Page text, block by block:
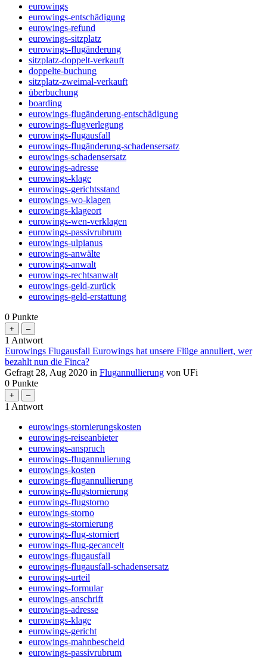
eurowings
eurowings-entschädigung
eurowings-refund
eurowings-sitzplatz
eurowings-flugänderung
sitzplatz-doppelt-verkauft
doppelte-buchung
sitzplatz-zweimal-verkauft
überbuchung
boarding
eurowings-flugänderung-entschädigung
eurowings-flugverlegung
eurowings-flugausfall
eurowings-flugänderung-schadensersatz
eurowings-schadensersatz
eurowings-adresse
eurowings-klage
eurowings-gerichtsstand
eurowings-wo-klagen
eurowings-klageort
eurowings-wen-verklagen
eurowings-passivrubrum
eurowings-ulpianus
eurowings-anwälte
eurowings-anwalt
eurowings-rechtsanwalt
eurowings-geld-zurück
eurowings-geld-erstattung
0 Punkte
1 Antwort
Eurowings Flugausfall Eurowings hat unsere Flüge annuliert, wer
bezahlt nun die Finca?
Gefragt 28, Aug 2020 in Flugannullierung von UFi
0 Punkte
1 Antwort
eurowings-stornierungskosten
eurowings-reiseanbieter
eurowings-anspruch
eurowings-flugannulierung
eurowings-kosten
eurowings-flugannullierung
eurowings-flugstornierung
eurowings-flugstorno
eurowings-storno
eurowings-stornierung
eurowings-flug-storniert
eurowings-flug-gecancelt
eurowings-flugausfall
eurowings-flugausfall-schadensersatz
eurowings-urteil
eurowings-formular
eurowings-anschrift
eurowings-adresse
eurowings-klage
eurowings-gericht
eurowings-mahnbescheid
eurowings-passivrubrum